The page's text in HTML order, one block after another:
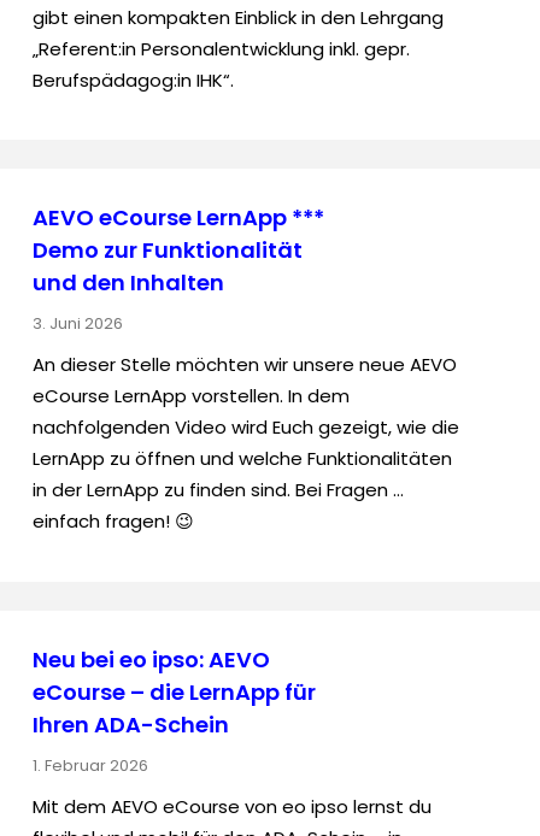
gibt einen kompakten Einblick in den Lehrgang
„Referent:in Personalentwicklung inkl. gepr.
Berufspädagog:in IHK“.
AEVO eCourse LernApp ***
Demo zur Funktionalität
und den Inhalten
3. Juni 2026
An dieser Stelle möchten wir unsere neue AEVO
eCourse LernApp vorstellen. In dem
nachfolgenden Video wird Euch gezeigt, wie die
LernApp zu öffnen und welche Funktionalitäten
in der LernApp zu finden sind. Bei Fragen …
einfach fragen! 😉
Neu bei eo ipso: AEVO
eCourse – die LernApp für
Ihren ADA-Schein
1. Februar 2026
Mit dem AEVO eCourse von eo ipso lernst du